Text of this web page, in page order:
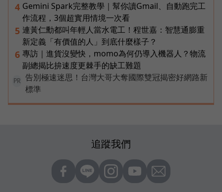
4 Gemini Spark完整教學｜幫你讀Gmail、自動跑完工
作流程，3個超實用情境一次看
5 連黃仁勳都叫年輕人當水電工！程世嘉：智慧通膨重
新定義「有價值的人」到底什麼樣子？
6 專訪｜進貨沒變快，momo為何仍導入機器人？物流
副總揭比拚速度更棘手的缺工難題
PR
告別極速迷思！台灣大哥大奪國際雙冠揭密好網路新
標準
追蹤我們